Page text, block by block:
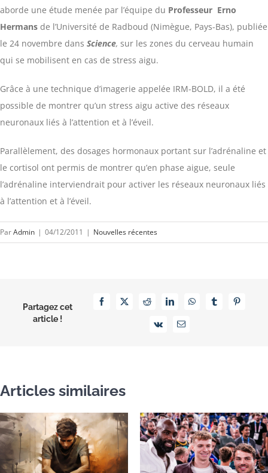
aborde une étude menée par l’équipe du Professeur Erno
Hermans de l’Université de Radboud (Nimègue, Pays-Bas), publiée
le 24 novembre dans Science, sur les zones du cerveau humain
qui se mobilisent en cas de stress aigu.
Grâce à une technique d’imagerie appelée IRM-BOLD, il a été
possible de montrer qu’un stress aigu active des réseaux
neuronaux liés à l’attention et à l’éveil.
Parallèlement, des dosages hormonaux portant sur l’adrénaline et
le cortisol ont permis de montrer qu’en phase aigue, seule
l’adrénaline interviendrait pour activer les réseaux neuronaux liés
à l’attention et à l’éveil.
ParAdmin | 04/12/2011 | Nouvelles récentes
Partagez cet
article !
Facebook
X RedditLinkedInWhatsAppTumblrPinterest
Vk Email
Articles similaires